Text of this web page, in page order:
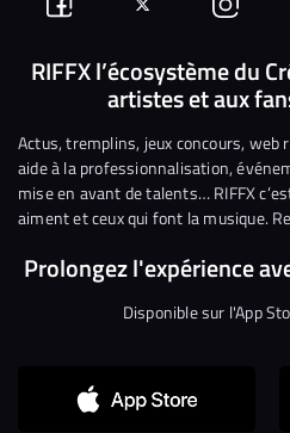
Continuer sans accepter
Suivez-
nous
Facebook
Suivez-
nous
sur
Twitter
Nous
sur
RIFFX l’écosystème du
artistes et aux
Actus, tremplins, jeux concours, web
aide à la professionnalisation,
mise en avant de talents… RIFFX
aiment et ceux qui font la musique.
Prolongez l'expérience
Disponible sur l'App